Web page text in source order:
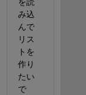
み込
んで
リス
トを
作り
たい
で